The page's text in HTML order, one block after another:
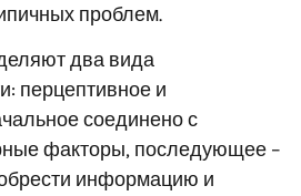
проблем.
два вида
перцептивное и
соединено с
факторы, последующее –
информацию и